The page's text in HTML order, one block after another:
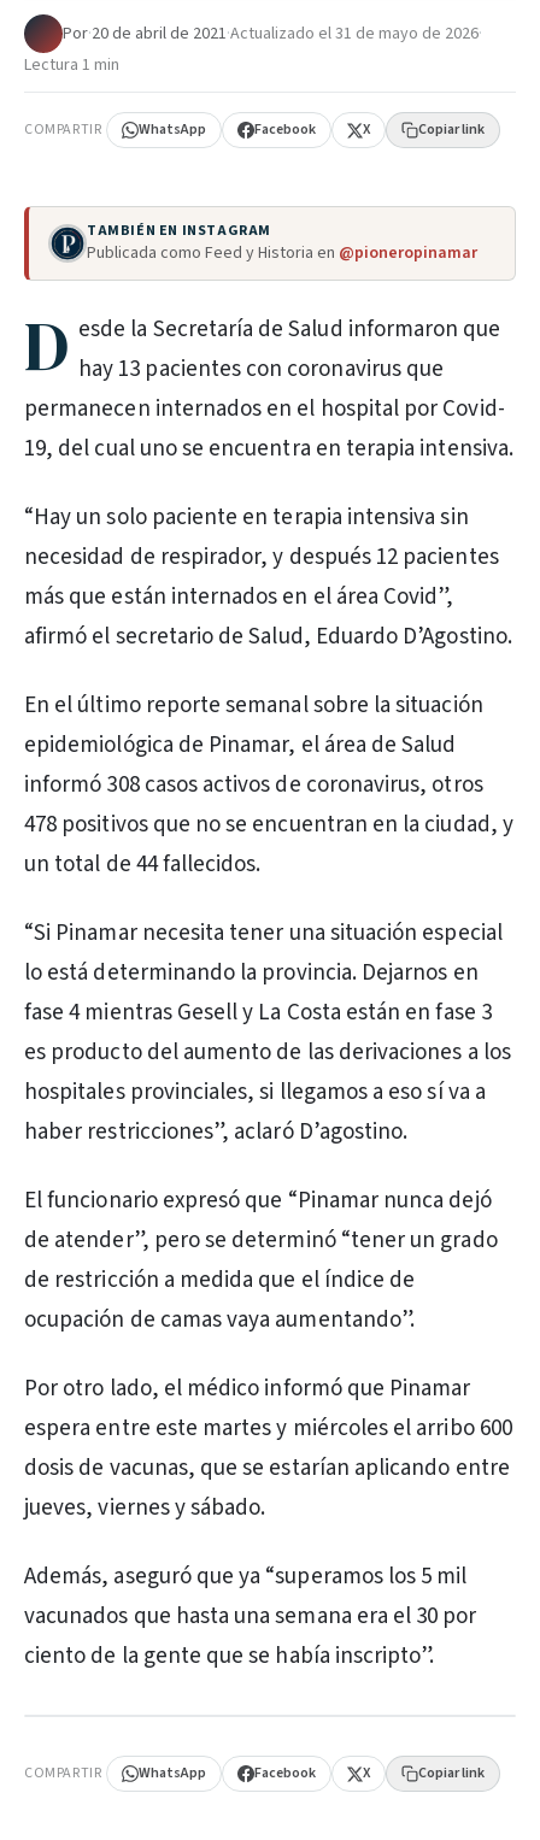
Por·20 de abril de 2021·Actualizado el31 de mayo de 2026·
Lectura 1 min
COMPARTIR WhatsApp Facebook X Copiar link
TAMBIÉN EN INSTAGRAM
Publicada como Feed y Historia en @pioneropinamar
D esde la Secretaría de Salud informaron que
hay 13 pacientes con coronavirus que
permanecen internados en el hospital por Covid-
19, del cual uno se encuentra en terapia intensiva.
“Hay un solo paciente en terapia intensiva sin
necesidad de respirador, y después 12 pacientes
más que están internados en el área Covid”,
afirmó el secretario de Salud, Eduardo D’Agostino.
En el último reporte semanal sobre la situación
epidemiológica de Pinamar, el área de Salud
informó 308 casos activos de coronavirus, otros
478 positivos que no se encuentran en la ciudad, y
un total de 44 fallecidos.
“Si Pinamar necesita tener una situación especial
lo está determinando la provincia. Dejarnos en
fase 4 mientras Gesell y La Costa están en fase 3
es producto del aumento de las derivaciones a los
hospitales provinciales, si llegamos a eso sí va a
haber restricciones”, aclaró D’agostino.
El funcionario expresó que “Pinamar nunca dejó
de atender”, pero se determinó “tener un grado
de restricción a medida que el índice de
ocupación de camas vaya aumentando”.
Por otro lado, el médico informó que Pinamar
espera entre este martes y miércoles el arribo 600
dosis de vacunas, que se estarían aplicando entre
jueves, viernes y sábado.
Además, aseguró que ya “superamos los 5 mil
vacunados que hasta una semana era el 30 por
ciento de la gente que se había inscripto”.
COMPARTIR WhatsApp Facebook X Copiar link